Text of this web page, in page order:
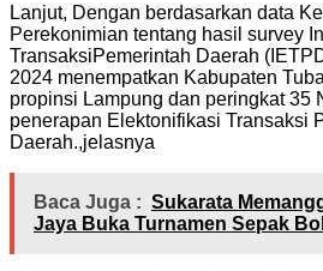
Lanjut, Dengan berdasarkan data
Perekonimian tentang hasil survey
TransaksiPemerintah Daerah
2024 menempatkan Kabupaten
propinsi Lampung dan peringkat 35
penerapan Elektonifikasi Transaksi
Daerah.,jelasnya
Baca Juga : Sukarata
Jaya Buka Turnamen Sepak